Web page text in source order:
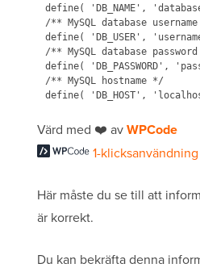
define( 'DB_NAME',
/** MySQL database
define( 'DB_USER',
/** MySQL database
define( 'DB_PASSWORD',
/** MySQL hostname */
Värd med ❤️ avWPCode
1-
Här måste du se till att
är korrekt.
Du kan bekräfta denna